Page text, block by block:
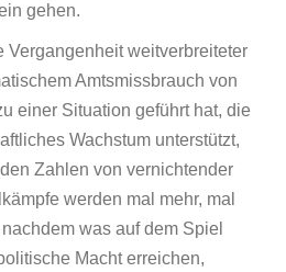
gehen.
Vergangenheit weitverbreiteter
Amtsmissbrauch von
einer Situation geführt hat, die
Wachstum unterstützt,
Zahlen von vernichtender
werden mal mehr, mal
was auf dem Spiel
Macht erreichen,